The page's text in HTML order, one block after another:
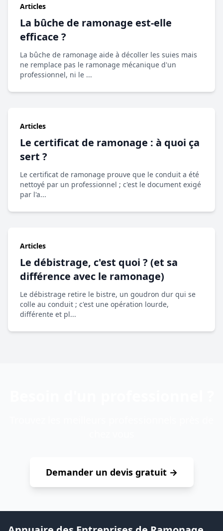
Articles
La bûche de ramonage est-elle
efficace ?
La bûche de ramonage aide à décoller les suies mais
ne remplace pas le ramonage mécanique d'un
professionnel, ni le ...
Articles
Le certificat de ramonage : à quoi ça
sert ?
Le certificat de ramonage prouve que le conduit a été
nettoyé par un professionnel ; c'est le document exigé
par l'a...
Articles
Le débistrage, c'est quoi ? (et sa
différence avec le ramonage)
Le débistrage retire le bistre, un goudron dur qui se
colle au conduit ; c'est une opération lourde,
différente et pl...
Demander un devis gratuit →